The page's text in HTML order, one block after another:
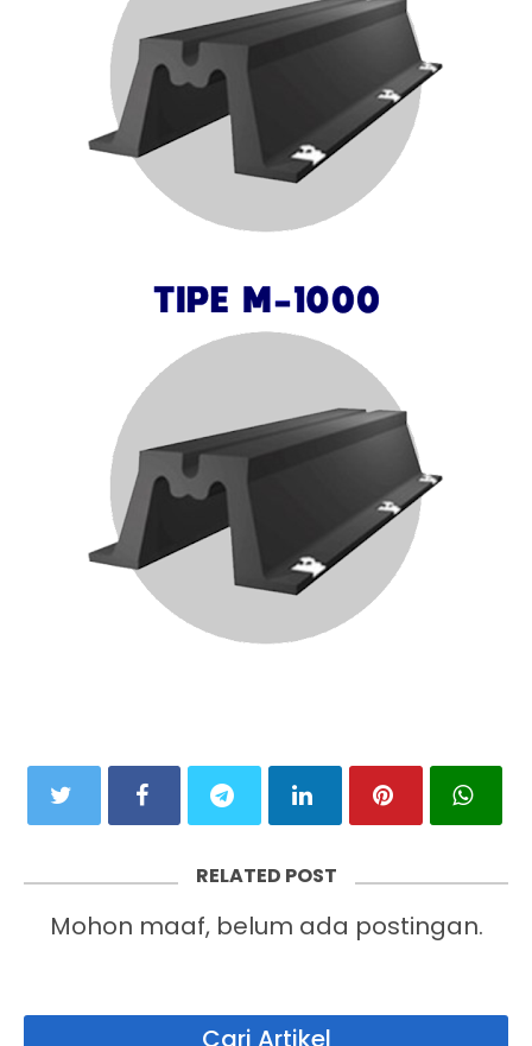
RELATED POST
Mohon maaf, belum ada postingan.
Cari Artikel